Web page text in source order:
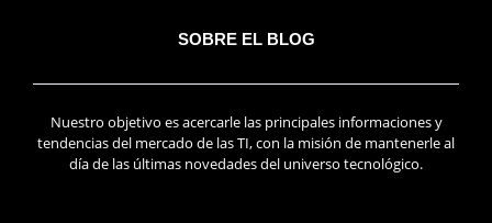
SOBRE EL BLOG
Nuestro objetivo es acercarle las principales informaciones y
tendencias del mercado de las TI, con la misión de mantenerle al
día de las últimas novedades del universo tecnológico.